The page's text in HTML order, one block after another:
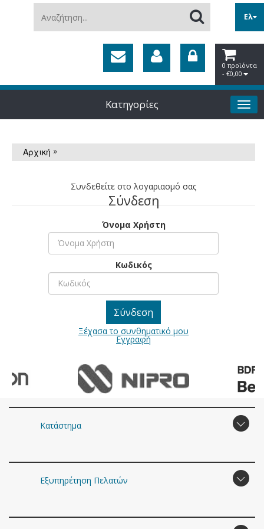
Αναζήτηση...
Ελ
0 προϊόντα
- €0,00
Κατηγορίες
Αρχική »
Συνδεθείτε στο λογαριασμό σας
Σύνδεση
Όνομα Χρήστη
Κωδικός
Ξέχασα το συνθηματικό μου
Εγγραφή
Κατάστημα
Εξυπηρέτηση Πελατών